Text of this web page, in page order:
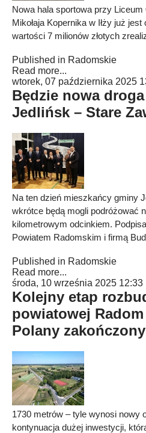
Nowa hala sportowa przy Liceum
Mikołaja Kopernika w Iłży już
wartości 7 milionów złotych
Published in Radomskie
Read more...
wtorek, 07 października 2025
Będzie nowa
Jedlińsk – Stare
Na ten dzień mieszkańcy gminy
wkrótce będą mogli podróżować
kilometrowym odcinkiem.
Powiatem Radomskim i firmą
Published in Radomskie
Read more...
środa, 10 września 2025 12:33
Kolejny etap
powiatowej
Polany zakończony
1730 metrów – tyle wynosi nowy
kontynuacja dużej inwestycji,